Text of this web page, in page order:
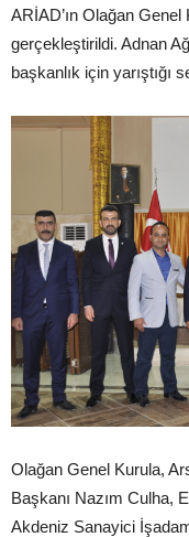
ARİAD’ın Olağan
gerçekleştirildi. Adnan
başkanlık için yarıştığı
Olağan Genel Kurula,
Başkanı Nazım Culha,
Akdeniz Sanayici